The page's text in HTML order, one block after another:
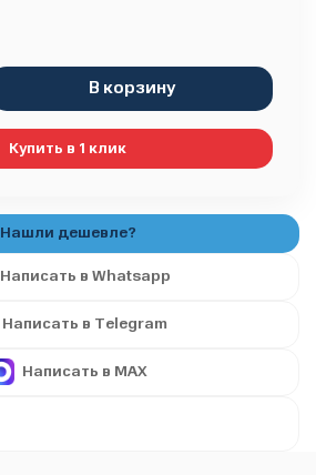
В корзину
Купить в 1 клик
Написать в Whatsapp
Написать в Telegram
Написать в MAX